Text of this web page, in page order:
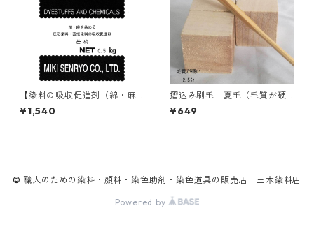
【染料の吸収促進剤（綿・麻
用）】｜500g｜無水芒硝
¥1,540
摺込み刷毛｜夏毛（毛質が硬
い）2.5分
¥649
© 職人のための染料・顔料・染色助剤・染色道具の販売店｜三木染料店
Powered by